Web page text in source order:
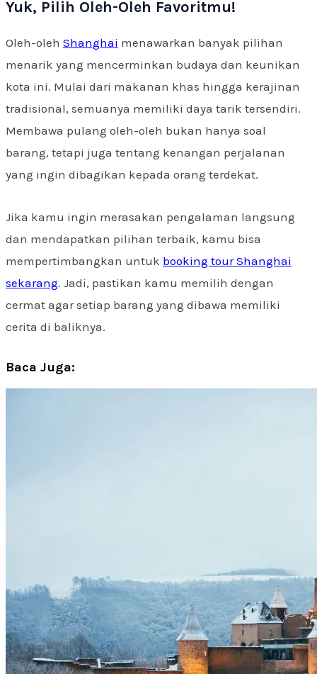
Yuk, Pilih Oleh-Oleh Favoritmu!
Oleh-oleh Shanghai menawarkan banyak pilihan
menarik yang mencerminkan budaya dan keunikan
kota ini. Mulai dari makanan khas hingga kerajinan
tradisional, semuanya memiliki daya tarik tersendiri.
Membawa pulang oleh-oleh bukan hanya soal
barang, tetapi juga tentang kenangan perjalanan
yang ingin dibagikan kepada orang terdekat.
Jika kamu ingin merasakan pengalaman langsung
dan mendapatkan pilihan terbaik, kamu bisa
mempertimbangkan untuk booking tour Shanghai
sekarang. Jadi, pastikan kamu memilih dengan
cermat agar setiap barang yang dibawa memiliki
cerita di baliknya.
Baca Juga: